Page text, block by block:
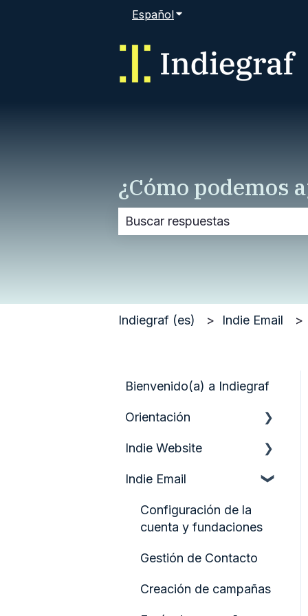
EspañolTraducciones de Mostrar
¿Cómo podemos
Indiegraf (es) Indie Email
Bienvenido(a) a Indiegraf
Orientación
Guía de inicio rápido
Indie Website
Analítica y crecimiento
Participación y
formularios de
Página de Inicio
Indie Email
Configuración de la
cuenta y fundaciones
Gestión de Contacto
Creación de campañas